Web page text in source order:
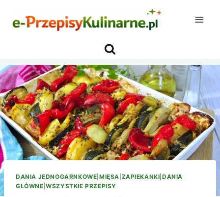
DANIA JEDNOGARNKOWE MIĘSA ZAPIEKANKI |DANIA
GŁÓWNE |WSZYSTKIE PRZEPISY